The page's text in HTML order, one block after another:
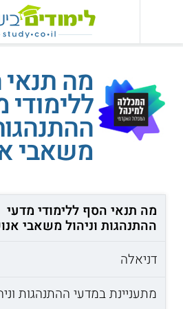
מה
ללימודי
משאבי
מה תנאי הסף ללימודי מדעי
ההתנהגות וניהול משאבי
דניאלה
מתעניינת במדעי ההתנהגות